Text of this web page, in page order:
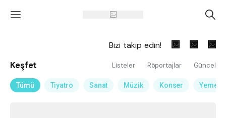
' A
Bizi takip edin!
Keşfet Listeler Röportajlar Güncel
Tümü Tiyatro Sanat Müzik Konser Yemek